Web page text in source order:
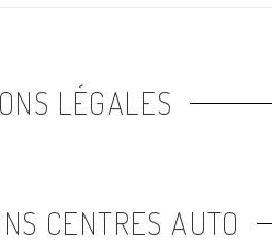
LÉGALES
CENTRES AUTO